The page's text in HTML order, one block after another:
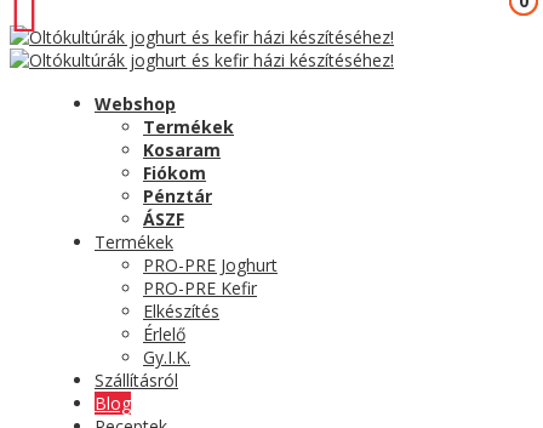
Webshop
Termékek
Kosaram
Fiókom
Pénztár
ÁSZF
Termékek
PRO-PRE Joghurt
PRO-PRE Kefir
Elkészítés
Érlelő
Gy.I.K.
Szállításról
Blog